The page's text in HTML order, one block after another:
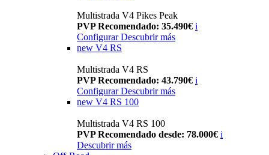
Multistrada V4 Pikes Peak
PVP Recomendado: 35.490€ i
Configurar Descubrir más
new V4 RS
Multistrada V4 RS
PVP Recomendado: 43.790€ i
ConfigurarDescubrir más
new V4 RS 100
Multistrada V4 RS 100
PVP Recomendado desde: 78.000€ i
Descubrir más